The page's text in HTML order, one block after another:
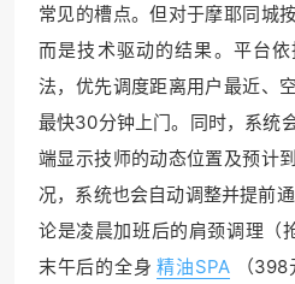
常见的槽点。但对于摩耶同城
而是技术驱动的结果。平台
法，优先调度距离用户最近、
最快30分钟上门。同时，系统
端显示技师的动态位置及预计
况，系统也会自动调整并提前
论是凌晨加班后的肩颈调理（
末午后的全身 精油SPA
（